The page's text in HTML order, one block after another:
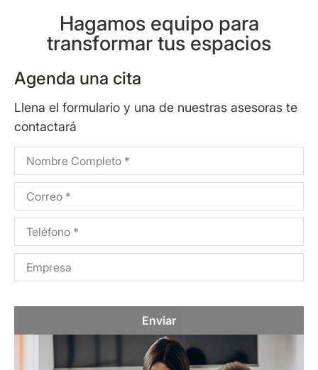
Hagamos equipo para
transformar tus espacios
Agenda una cita
Llena el formulario y una de nuestras asesoras te
contactará
Enviar